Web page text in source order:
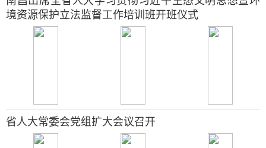
境资源保护立法监督工作培训班开班仪式
省人大常委会党组扩大会议召开